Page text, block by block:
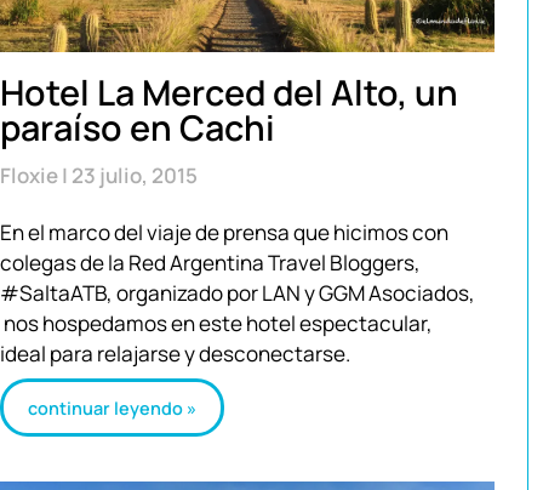
Hotel La Merced del Alto, un
paraíso en Cachi
Floxie 23 julio, 2015
En el marco del viaje de prensa que hicimos con
colegas de la Red Argentina Travel Bloggers,
#SaltaATB, organizado por LAN y GGM Asociados,
nos hospedamos en este hotel espectacular,
ideal para relajarse y desconectarse.
continuar leyendo »